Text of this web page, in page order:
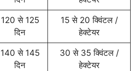
120 से 125
दिन
15 से 20 क्विंटल /
हेक्टेयर
140 से 145
दिन
30 से 35 क्विंटल /
हेक्टेयर